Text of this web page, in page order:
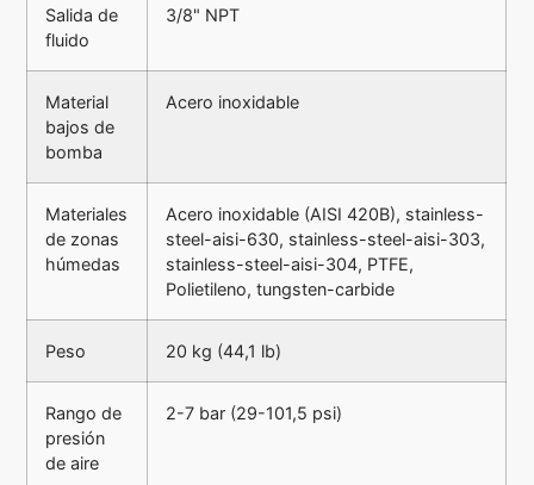
Salida de
fluido
3/8" NPT
Material
bajos de
bomba
Acero inoxidable
Materiales
de zonas
húmedas
Acero inoxidable (AISI 420B), stainless-
steel-aisi-630, stainless-steel-aisi-303,
stainless-steel-aisi-304, PTFE,
Polietileno, tungsten-carbide
Peso 20 kg (44,1 lb)
Rango de
presión
de aire
2-7 bar (29-101,5 psi)